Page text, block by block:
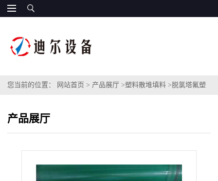
您当前的位置： 网站首页 > 产品展厅 >塑料散堆填料 >脱氯塔氟塑
产品展厅